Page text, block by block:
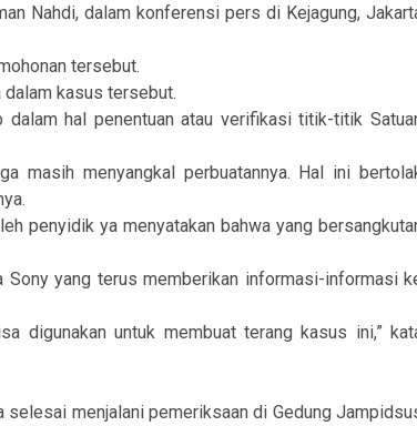
Nahdi, dalam konferensi pers di Kejagung,
tersebut.
dalam kasus tersebut.
dalam hal penentuan atau verifikasi titik-titik
masih menyangkal perbuatannya. Hal ini
penyidik ya menyatakan bahwa yang
Sony yang terus memberikan informasi-informasi
digunakan untuk membuat terang kasus ini,”
selesai menjalani pemeriksaan di Gedung